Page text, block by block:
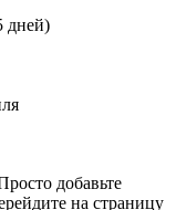
дней)
добавьте
на страницу